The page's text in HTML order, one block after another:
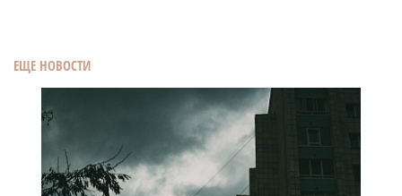
ЕЩЕ НОВОСТИ